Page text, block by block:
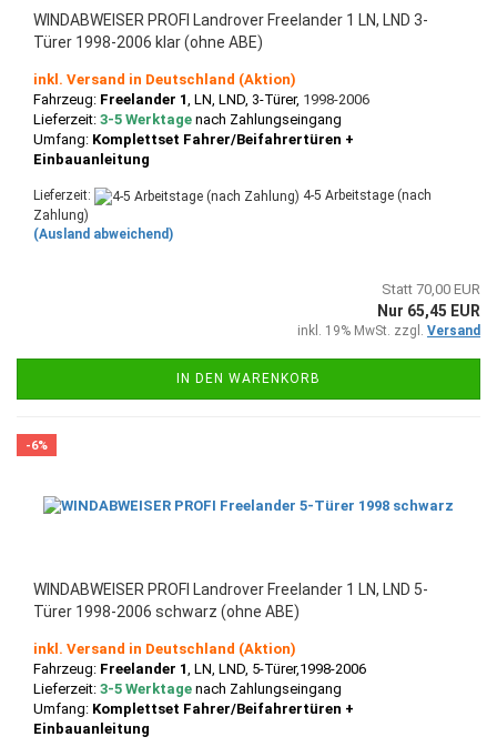
WINDABWEISER PROFI Landrover Freelander 1 LN, LND 3-
Türer 1998-2006 klar (ohne ABE)
inkl. Versand in Deutschland (Aktion)
Fahrzeug: Freelander 1, LN, LND, 3-Türer, 1998-2006
Lieferzeit: 3-5 Werktage nach Zahlungseingang
Umfang: Komplettset Fahrer/Beifahrertüren +
Einbauanleitung
Lieferzeit:
4-5 Arbeitstage (nach
Zahlung)
(Ausland abweichend)
Statt 70,00 EUR
Nur 65,45 EUR
inkl. 19% MwSt. zzgl. Versand
IN DEN WARENKORB
-6%
WINDABWEISER PROFI Landrover Freelander 1 LN, LND 5-
Türer 1998-2006 schwarz (ohne ABE)
inkl. Versand in Deutschland (Aktion)
Fahrzeug: Freelander 1 , LN, LND, 5-Türer,1998-2006
Lieferzeit: 3-5 Werktage nach Zahlungseingang
Umfang: Komplettset Fahrer/Beifahrertüren +
Einbauanleitung